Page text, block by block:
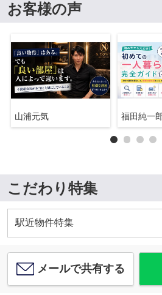
お客様の声
山浦元気 福田純一
こだわり特集
駅近物件特集
メールで共有する